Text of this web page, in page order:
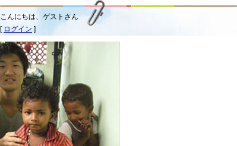
こんにちは、ゲストさん
[ ログイン ]